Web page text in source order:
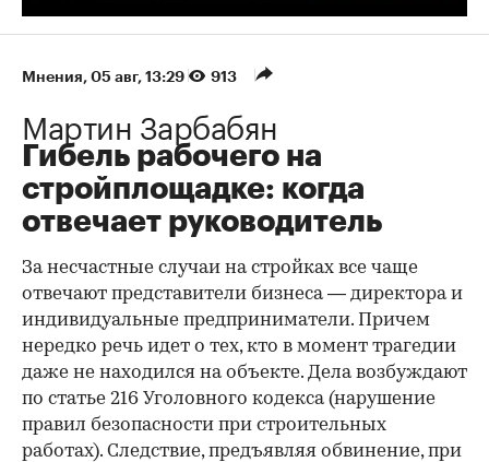
Мнения⁠, 05 авг, 13:29 913
Мартин Зарбабян
Гибель рабочего на
стройплощадке: когда
отвечает руководитель
За несчастные случаи на стройках все чаще
отвечают представители бизнеса — директора и
индивидуальные предприниматели. Причем
нередко речь идет о тех, кто в момент трагедии
даже не находился на объекте. Дела возбуждают
по статье 216 Уголовного кодекса (нарушение
правил безопасности при строительных
работах). Следствие, предъявляя обвинение, при